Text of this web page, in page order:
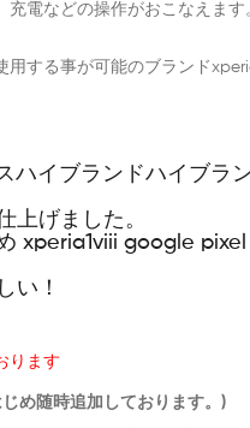
電などの操作がおこなえます
する事が可能のブランド
イブランドハイブラ
上げました。
xperia1viii google
い！
ります
め随時追加しております。)